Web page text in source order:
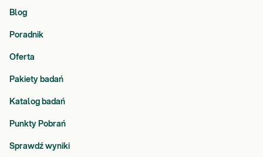
Blog
Poradnik
Oferta
Pakiety badań
Katalog badań
Punkty Pobrań
Sprawdź wyniki